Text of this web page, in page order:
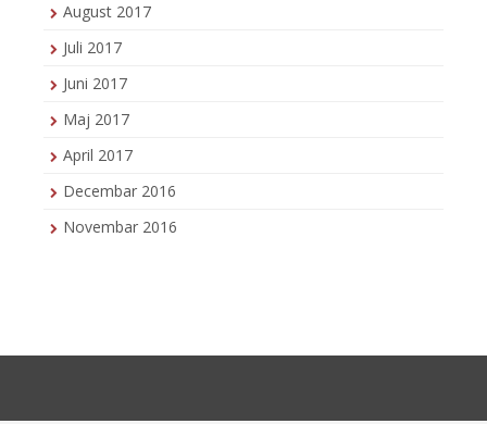
August 2017
Juli 2017
Juni 2017
Maj 2017
April 2017
Decembar 2016
Novembar 2016